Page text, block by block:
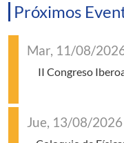
Próximos
Mar, 11/08/
II Congreso
Jue, 13/08/2026